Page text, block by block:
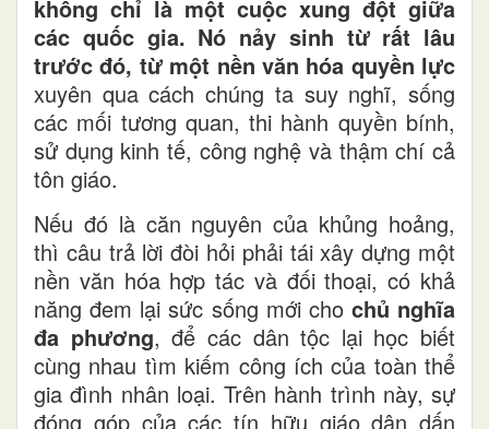
không chỉ là một cuộc xung đột giữa
các quốc gia. Nó nảy sinh từ rất lâu
trước đó, từ một nền văn hóa quyền lực
xuyên qua cách chúng ta suy nghĩ, sống
các mối tương quan, thi hành quyền bính,
sử dụng kinh tế, công nghệ và thậm chí cả
tôn giáo.
Nếu đó là căn nguyên của khủng hoảng,
thì câu trả lời đòi hỏi phải tái xây dựng một
nền văn hóa hợp tác và đối thoại, có khả
năng đem lại sức sống mới cho chủ nghĩa
đa phương, để các dân tộc lại học biết
cùng nhau tìm kiếm công ích của toàn thể
gia đình nhân loại. Trên hành trình này, sự
đóng góp của các tín hữu giáo dân dấn